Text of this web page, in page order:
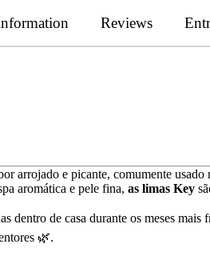
Reviews
arrojado e picante, comumente usado
aromática e pele fina, as limas Key
dentro de casa durante os meses
🌿.